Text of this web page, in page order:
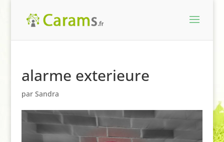
alarme exterieure
par Sandra